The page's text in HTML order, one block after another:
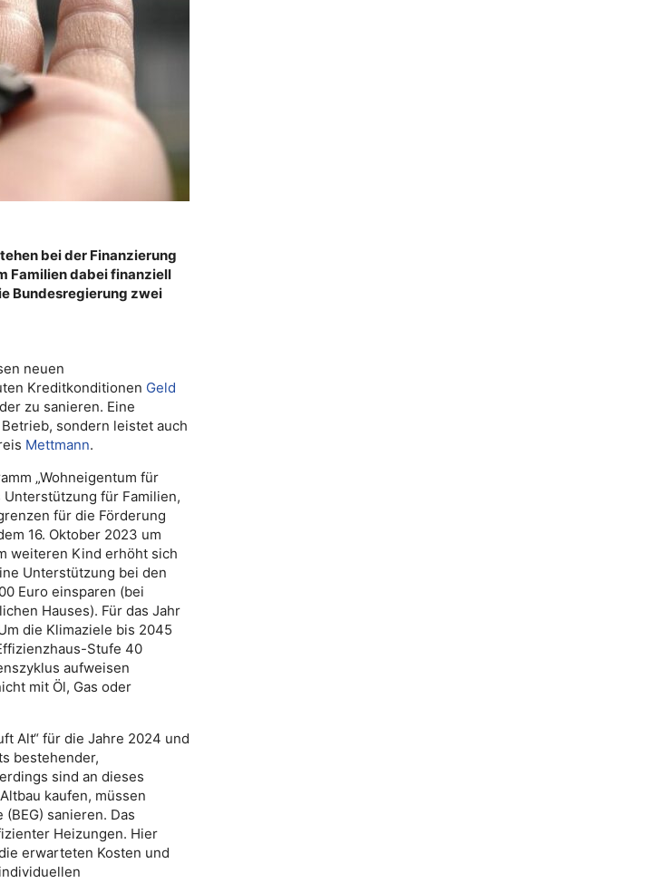
bei der Finanzierung
Familien dabei finanziell
Bundesregierung zwei
neuen
Kreditkonditionen Geld
zu sanieren. Eine
sondern leistet auch
Mettmann.
„Wohneigentum für
Unterstützung für Familien,
für die Förderung
16. Oktober 2023 um
weiteren Kind erhöht sich
Unterstützung bei den
Euro einsparen (bei
Hauses). Für das Jahr
die Klimaziele bis 2045
Stufe 40
aufweisen
mit Öl, Gas oder
Alt“ für die Jahre 2024 und
bestehender,
sind an dieses
kaufen, müssen
sanieren. Das
Heizungen. Hier
erwarteten Kosten und